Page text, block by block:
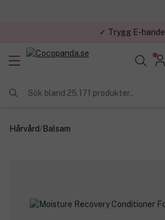
✓ Trygg E-handel
Sök bland 25.171 produkter..
Hårvård/Balsam